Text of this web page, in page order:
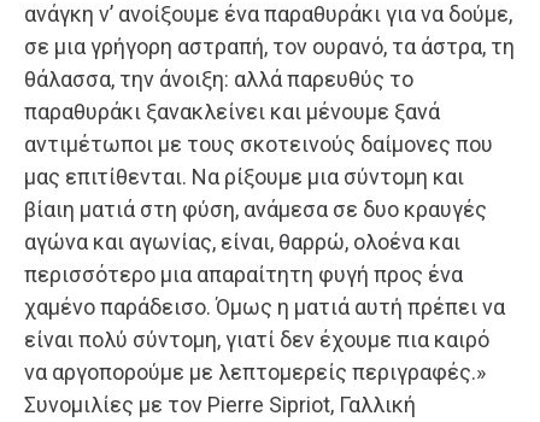
ανάγκη ν’ ανοίξουμε ένα παραθυράκι για να δούμε,
σε μια γρήγορη αστραπή, τον ουρανό, τα άστρα, τη
θάλασσα, την άνοιξη: αλλά παρευθύς το
παραθυράκι ξανακλείνει και μένουμε ξανά
αντιμέτωποι με τους σκοτεινούς δαίμονες που
μας επιτίθενται. Να ρίξουμε μια σύντομη και
βίαιη ματιά στη φύση, ανάμεσα σε δυο κραυγές
αγώνα και αγωνίας, είναι, θαρρώ, ολοένα και
περισσότερο μια απαραίτητη φυγή προς ένα
χαμένο παράδεισο. Όμως η ματιά αυτή πρέπει να
είναι πολύ σύντομη, γιατί δεν έχουμε πια καιρό
να αργοπορούμε με λεπτομερείς περιγραφές.»
Συνομιλίες με τον Pierre Sipriot, Γαλλική